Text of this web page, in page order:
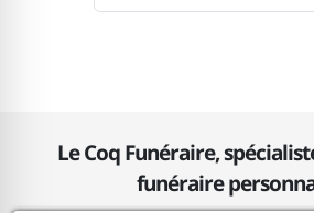
Le Coq Funéraire,
funéraire